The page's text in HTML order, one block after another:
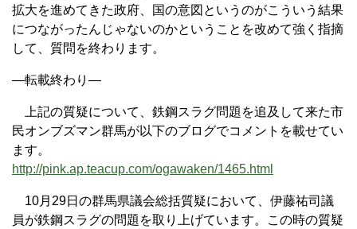
拡大を進めてきた政府、国の意図というのがこういう結果
につながったんじゃないのかということを改めて強く指摘
して、質問を終わります。
—転載終わり—
上記の質疑について、鉄鋼スラグ問題を追及して来た市
民オンブズマン群馬が以下のブログでコメントを載せてい
ます。
http://pink.ap.teacup.com/ogawaken/1465.html
10月29日の群馬県議会総括質疑において、伊藤祐司議
員が鉄鋼スラグの問題を取り上げています。この時の質疑